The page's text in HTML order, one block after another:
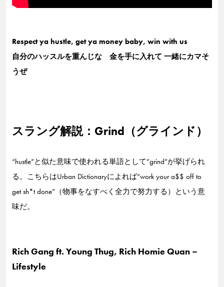
Respect ya hustle, get ya money baby, win with us
自分のハッスルを重んじな 金を手に入れて 一緒にカマそ
うぜ
スラング解説：Grind（グラインド）
“hustle”と似た意味で使われる単語として”grind”が挙げられ
る。こちらはUrban Dictionaryによれば”work your a$$ off to
get sh*t done”（物事をなすべく全力で努力する）という意
味だ。
Rich Gang ft. Young Thug, Rich Homie Quan –
Lifestyle